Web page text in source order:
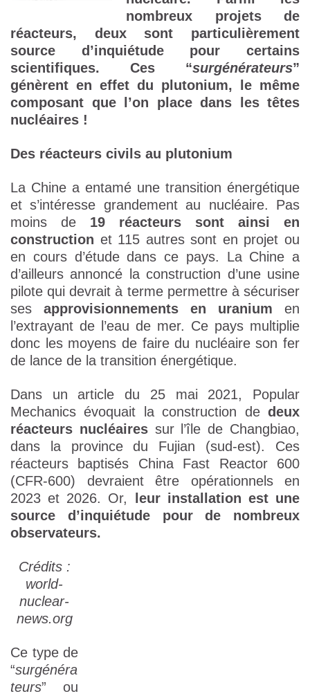
nombreux projets de
réacteurs, deux sont particulièrement
source d’inquiétude pour certains
scientifiques. Ces “surgénérateurs”
génèrent en effet du plutonium, le même
composant que l’on place dans les têtes
nucléaires !
Des réacteurs civils au plutonium
La Chine a entamé une transition énergétique
et s’intéresse grandement au nucléaire. Pas
moins de 19 réacteurs sont ainsi en
construction et 115 autres sont en projet ou
en cours d’étude dans ce pays. La Chine a
d’ailleurs annoncé la construction d’une usine
pilote qui devrait à terme permettre à sécuriser
ses approvisionnements en uranium en
l’extrayant de l’eau de mer. Ce pays multiplie
donc les moyens de faire du nucléaire son fer
de lance de la transition énergétique.
Dans un article du 25 mai 2021, Popular
Mechanics évoquait la construction de deux
réacteurs nucléairessur l’île de Changbiao,
dans la province du Fujian (sud-est). Ces
réacteurs baptisés China Fast Reactor 600
(CFR-600) devraient être opérationnels en
2023 et 2026. Or,
leur installation est une
source d’inquiétude pour de nombreux
observateurs.
Crédits :
world-
nuclear-
news.org
Ce type de
“surgénéra
teurs” ou